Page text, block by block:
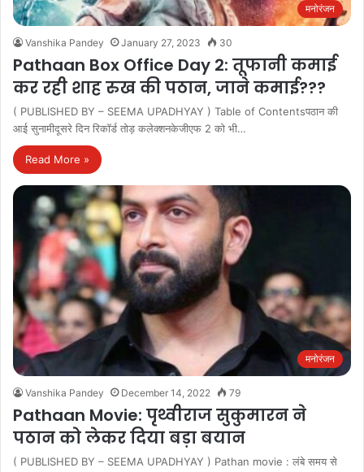
मनोरंजन
Vanshika Pandey January 27, 2023 30
Pathaan Box Office Day 2: तूफानी कमाई
कर रही शाह रुख की पठान, जाने कमाई???
( PUBLISHED BY – SEEMA UPADHYAY ) Table of Contentsपठान की
आई सुनामीदूसरे दिन रिकॉर्ड तोड़ कलेक्शनकेजीएफ 2 को भी…
Read More »
मनोरंजन
Vanshika Pandey December 14, 2022 79
Pathaan Movie: पृथ्वीराज सुकुमारन ने
पठान को लेकर दिया बड़ा बयान
( PUBLISHED BY – SEEMA UPADHYAY ) Pathan movie : लंबे समय से